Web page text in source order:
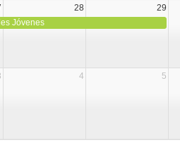
28 29
Jóvenes
4 5